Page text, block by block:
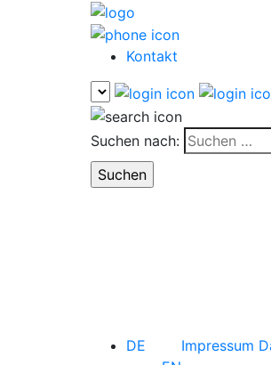
Kontakt
Suchen nach:
DE
Impressum